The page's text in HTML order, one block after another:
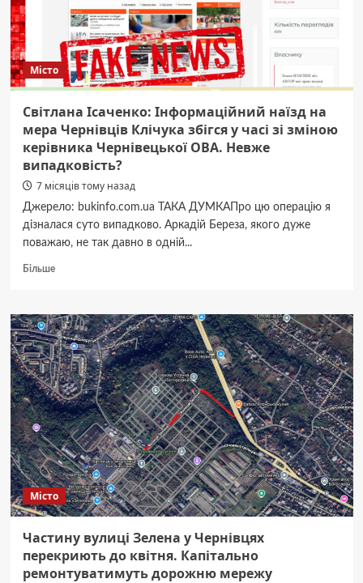
потужністю
кВт,
яка
зекономить
орієнтовно
півмільйона
гривень
на
рік
Місто
Світлана Ісаченко: Інформаційний наїзд на
мера Чернівців Клічука збігся у часі зі зміною
керівника Чернівецької ОВА. Невже
випадковість?
7 місяців тому назад
Джерело: bukinfo.com.ua ТАКА ДУМКАПро цю операцію я
дізналася суто випадково. Аркадій Береза, якого дуже
поважаю, не так давно в одній...
БільшеДокладніше
Ісаченко:
Інформаційний
наїзд
на
мера
Чернівців
Клічука
збігся
у
часі
зі
зміною
керівника
Чернівецької
Невже
випадковість?
Місто
Частину вулиці Зелена у Чернівцях
перекриють до квітня. Капітально
ремонтуватимуть дорожню мережу